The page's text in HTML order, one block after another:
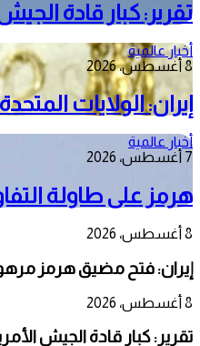
تقرير: كبار قادة
أخبار عالمية
8 أغسطس، 2026
إيران: الولايات
أخبار عالمية
7 أغسطس، 2026
هرمز على طاولة
8 أغسطس، 2026
إيران: فتح مضيق هرمز
8 أغسطس، 2026
تقرير: كبار قادة الجيش